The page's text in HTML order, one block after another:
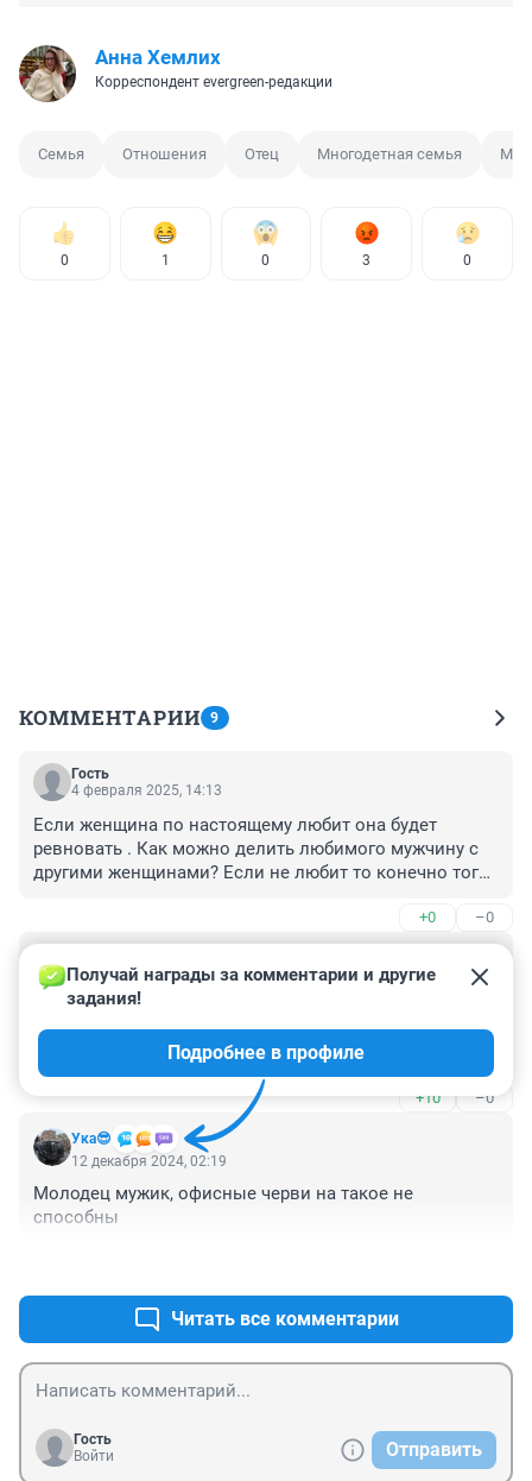
Анна Хемлих
Корреспондент evergreen-редакции
Семья Отношения Отец Многодетная семья
0 1 0 3 0
КОММЕНТАРИИ 9
Гость
4 февраля 2025, 14:13
Если женщина по настоящему любит она будет
ревновать . Как можно делить любимого мужчину с
другими женщинами? Если не любит то конечно тогда
Но для здоровья это плохо у каждой женщины разная
флора, у всех женщин будет молочница.
+0 –0
12 декабря 2024, 18:42
Этот мужчина сам зарабатывает на семью или живёт
на детские пособия? У жен права голоса нет от слова
совсем! Это же абсурд!
+10 –0
Ука😎
Получай награды за комментарии и другие
задания!
Подробнее в профиле
12 декабря 2024, 02:19
Молодец мужик, офисные черви на такое не
способны
Читать все комментарии
Гость
Войти
Отправить